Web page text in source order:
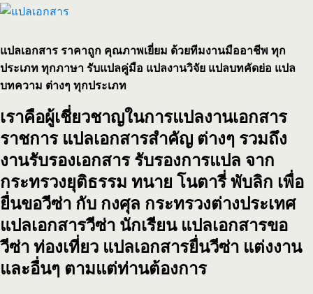
แปลเอกสาร ราคาถูก คุณภาพเยี่ยม ด้วยทีมงานมืออาชีพ ทุก
ประเภท ทุกภาษา รับแปลคู่มือ แปลงานวิจัย แปลบทคัดย่อ แปล
บทความ ต่างๆ ทุกประเภท
เราคือผู้เชี่ยวชาญในการแปลงานเอกสาร
ราชการ แปลเอกสารสำคัญ ต่างๆ รวมถึง
งานรับรองเอกสาร รับรองการแปล จาก
กระทรวงยุติธรรม ทนาย โนตารี่ พับลิก เพื่อ
ยื่นขอวีซ่า กับ กงศุล กระทรวงต่างประเทศ
แปลเอกสารวีซ่า นักเรียน แปลเอกสารขอ
วีซ่า ท่องเที่ยว แปลเอกสารยื่นวีซ่า แต่งงาน
และอื่นๆ ตามแต่ท่านต้องการ